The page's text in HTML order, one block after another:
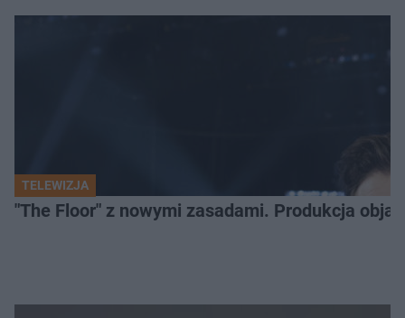
TELEWIZJA
"The Floor" z nowymi zasadami. Produkcja